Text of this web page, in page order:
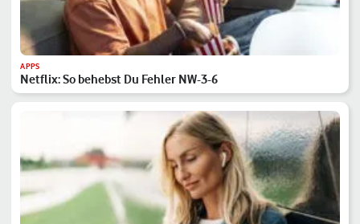
APPS
Netflix: So behebst Du Fehler NW-3-6